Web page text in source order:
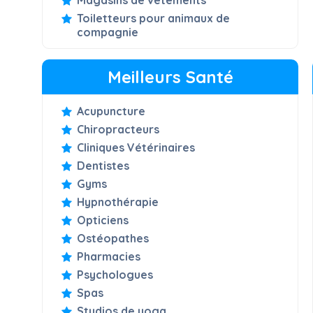
Toiletteurs pour animaux de
compagnie
Meilleurs Santé
Acupuncture
Chiropracteurs
Cliniques Vétérinaires
Dentistes
Gyms
Hypnothérapie
Opticiens
Ostéopathes
Pharmacies
Psychologues
Spas